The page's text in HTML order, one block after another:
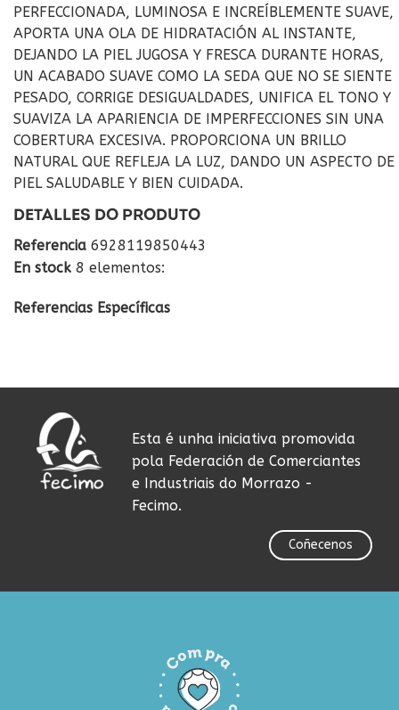
PERFECCIONADA, LUMINOSA E INCREÍBLEMENTE SUAVE,
APORTA UNA OLA DE HIDRATACIÓN AL INSTANTE,
DEJANDO LA PIEL JUGOSA Y FRESCA DURANTE HORAS,
UN ACABADO SUAVE COMO LA SEDA QUE NO SE SIENTE
PESADO, CORRIGE DESIGUALDADES, UNIFICA EL TONO Y
SUAVIZA LA APARIENCIA DE IMPERFECCIONES SIN UNA
COBERTURA EXCESIVA. PROPORCIONA UN BRILLO
NATURAL QUE REFLEJA LA LUZ, DANDO UN ASPECTO DE
PIEL SALUDABLE Y BIEN CUIDADA.
DETALLES DO PRODUTO
Referencia 6928119850443
En stock 8 elementos:
Referencias Específicas
Esta é unha iniciativa promovida
pola Federación de Comerciantes
e Industriais do Morrazo -
Fecimo.
Coñecenos